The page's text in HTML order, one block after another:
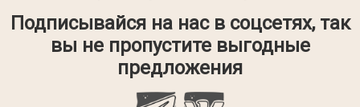
Подписывайся на нас в соцсетях, так
вы не пропустите выгодные
предложения